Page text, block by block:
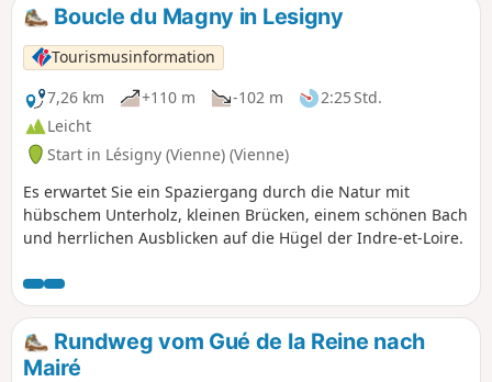
Boucle du Magny in Lesigny
Tourismusinformation
7,26 km
+110 m -102 m
2:25 Std.
Leicht
Start in Lésigny (Vienne) (Vienne)
Es erwartet Sie ein Spaziergang durch die Natur mit
hübschem Unterholz, kleinen Brücken, einem schönen Bach
und herrlichen Ausblicken auf die Hügel der Indre-et-Loire.
Rundweg vom Gué de la Reine nach
Mairé